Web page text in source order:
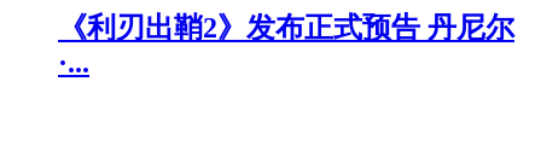
《利刃出鞘2》发布正式预告 丹尼尔
·...